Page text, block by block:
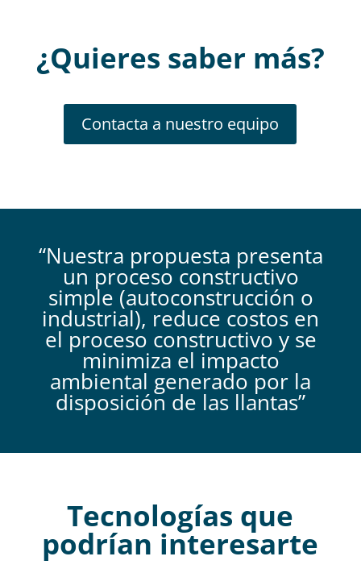
¿Quieres saber más?
Contacta a nuestro equipo
“Nuestra propuesta presenta
un proceso constructivo
simple (autoconstrucción o
industrial), reduce costos en
el proceso constructivo y se
minimiza el impacto
ambiental generado por la
disposición de las llantas”
Tecnologías que
podrían interesarte